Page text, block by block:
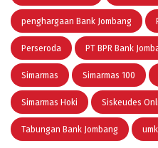
penghargaan Bank Jombang
Perseroda PT BPR Bank
Simarmas Simarmas 100
Simarmas Hoki Siskeudes
Tabungan Bank Jombang